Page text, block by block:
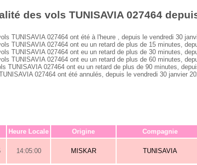
des vols TUNISAVIA 027464
TUNISAVIA 027464 ont été à l'heure , depuis le vendredi 30
TUNISAVIA 027464 ont eu un retard de plus de 15 minutes,
TUNISAVIA 027464 ont eu un retard de plus de 30 minutes,
TUNISAVIA 027464 ont eu un retard de plus de 60 minutes,
TUNISAVIA 027464 ont eu un retard de plus de 90 minutes,
027464 ont été annulés, depuis le vendredi 30 janvier
Heure Locale Origine Compagnie
14:05:00 MISKAR TUNISAVIA